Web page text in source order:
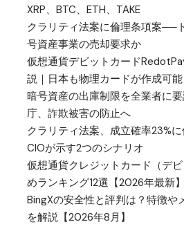
XRP、BTC、ETH、TAKE
クラリティ法案に倫理条項案──
号資産事業の売却要求か
仮想通貨デビットカード
説｜日本も物理カードが作成可能
暗号資産の出庫制限を全業者に
庁、詐欺被害の防止へ
クラリティ法案、成立確率23%
CIOが示す2つのシナリオ
仮想通貨クレジットカード（デ
めランキング12選【2026年最新】
BingXの安全性と評判は？特徴や
を解説【2026年8月】